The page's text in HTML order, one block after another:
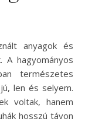
anyagok és
A hagyományos
természetes
len és selyem.
voltak, hanem
hosszú távon